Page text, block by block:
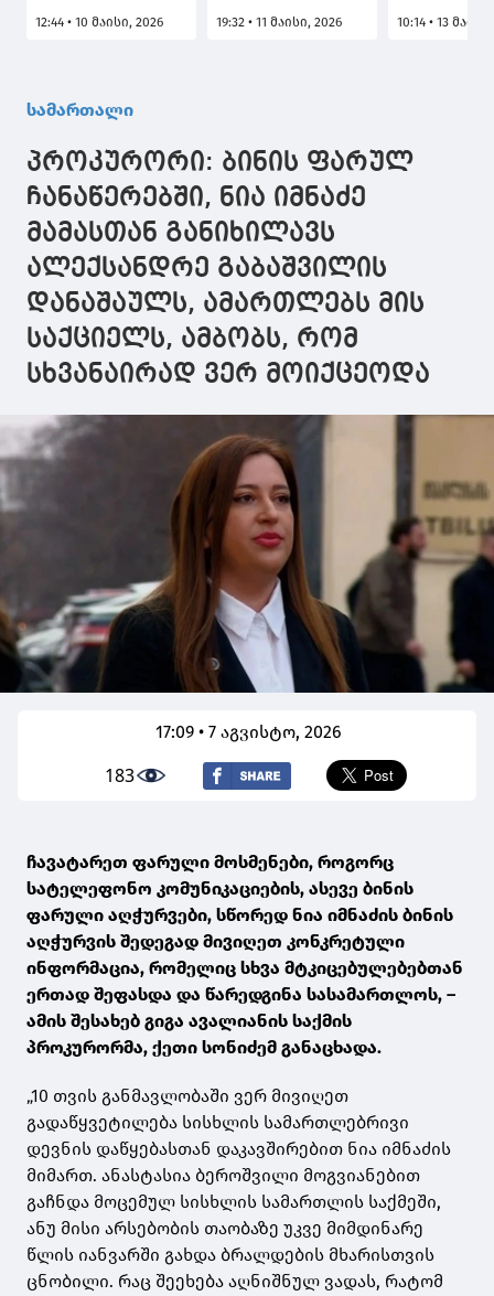
ფაქტზე ერთ პირს
ბრალი წარედგინა
12:44 • 10 მაისი, 2026
საქმის გამოძიების
19:32 • 11 მაისი, 2026
მათ შორის
10:14 • 13
სამართალი
პროკურორი: ბინის ფარულ
ჩანაწერებში, ნია იმნაძე
მამასთან განიხილავს
ალექსანდრე გაბაშვილის
დანაშაულს, ამართლებს მის
საქციელს, ამბობს, რომ
სხვანაირად ვერ მოიქცეოდა
17:09 • 7 აგვისტო, 2026
183
ჩავატარეთ ფარული მოსმენები, როგორც
სატელეფონო კომუნიკაციების, ასევე ბინის
ფარული აღჭურვები, სწორედ ნია იმნაძის ბინის
აღჭურვის შედეგად მივიღეთ კონკრეტული
ინფორმაცია, რომელიც სხვა მტკიცებულებებთან
ერთად შეფასდა და წარედგინა სასამართლოს, –
ამის შესახებ გიგა ავალიანის საქმის
პროკურორმა, ქეთი სონიძემ განაცხადა.
„10 თვის განმავლობაში ვერ მივიღეთ
გადაწყვეტილება სისხლის სამართლებრივი
დევნის დაწყებასთან დაკავშირებით ნია იმნაძის
მიმართ. ანასტასია ბეროშვილი მოგვიანებით
გაჩნდა მოცემულ სისხლის სამართლის საქმეში,
ანუ მისი არსებობის თაობაზე უკვე მიმდინარე
წლის იანვარში გახდა ბრალდების მხარისთვის
ცნობილი. რაც შეეხება აღნიშნულ ვადას, რატომ